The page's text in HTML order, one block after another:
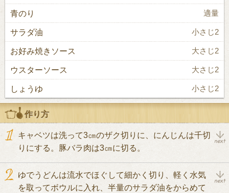
青のり 適量
サラダ油 小さじ2
お好み焼きソース 大さじ2
ウスターソース 大さじ2
しょうゆ 小さじ2
作り方
キャベツは洗って3㎝のザク切りに、にんじんは千切
りにする。豚バラ肉は3㎝に切る。
ゆでうどんは流水でほぐして細かく切り、軽く水気
を取ってボウルに入れ、半量のサラダ油をからめて